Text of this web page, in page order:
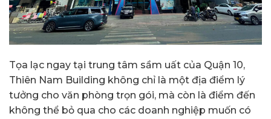
Tọa lạc ngay tại trung tâm sầm uất của Quận 10,
Thiên Nam Building không chỉ là một địa điểm lý
tưởng cho văn phòng trọn gói, mà còn là điểm đến
không thể bỏ qua cho các doanh nghiệp muốn có